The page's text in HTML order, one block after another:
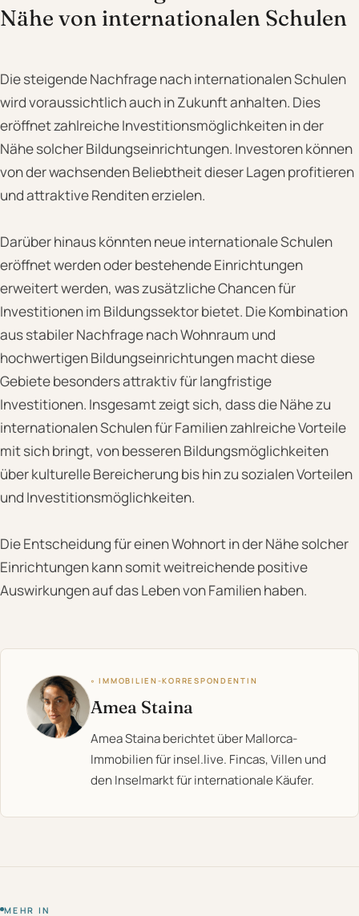
Nähe von internationalen Schulen
Die steigende Nachfrage nach internationalen Schulen
wird voraussichtlich auch in Zukunft anhalten. Dies
eröffnet zahlreiche Investitionsmöglichkeiten in der
Nähe solcher Bildungseinrichtungen. Investoren können
von der wachsenden Beliebtheit dieser Lagen profitieren
und attraktive Renditen erzielen.
Darüber hinaus könnten neue internationale Schulen
eröffnet werden oder bestehende Einrichtungen
erweitert werden, was zusätzliche Chancen für
Investitionen im Bildungssektor bietet. Die Kombination
aus stabiler Nachfrage nach Wohnraum und
hochwertigen Bildungseinrichtungen macht diese
Gebiete besonders attraktiv für langfristige
Investitionen. Insgesamt zeigt sich, dass die Nähe zu
internationalen Schulen für Familien zahlreiche Vorteile
mit sich bringt, von besseren Bildungsmöglichkeiten
über kulturelle Bereicherung bis hin zu sozialen Vorteilen
und Investitionsmöglichkeiten.
Die Entscheidung für einen Wohnort in der Nähe solcher
Einrichtungen kann somit weitreichende positive
Auswirkungen auf das Leben von Familien haben.
◦ IMMOBILIEN-KORRESPONDENTIN
Amea Staina
Amea Staina berichtet über Mallorca-
Immobilien für insel.live. Fincas, Villen und
den Inselmarkt für internationale Käufer.
MEHR IN